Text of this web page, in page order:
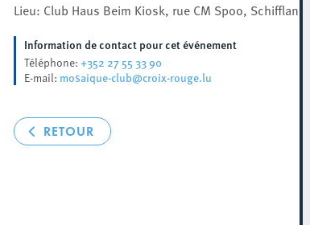
Lieu: Club Haus Beim Kiosk, rue CM Spoo, Schifflange
Information de contact pour cet événement
Téléphone: +352 27 55 33 90
E-mail: mosaique-club@croix-rouge.lu
RETOUR